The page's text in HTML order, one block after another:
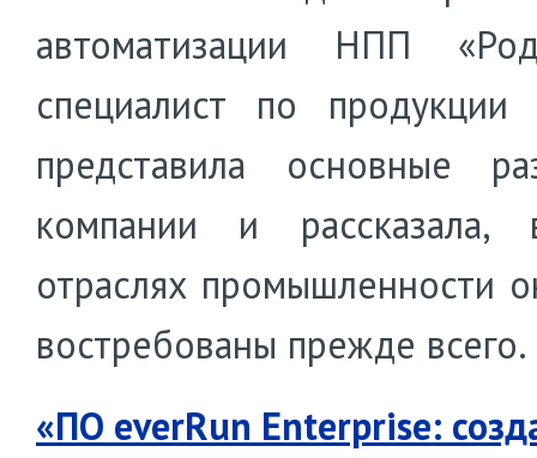
автоматизации НПП
специалист по продукции
представила основные
компании и рассказала,
отраслях промышленности
востребованы прежде всего.
«ПО everRun Enterprise: